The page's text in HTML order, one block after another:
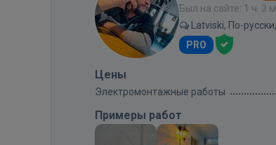
Был на сайте: 1 ч. 3
Latviski, По-
PRO
Цены
Электромонтажные работы
Примеры работ